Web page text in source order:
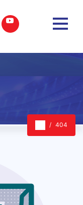
404